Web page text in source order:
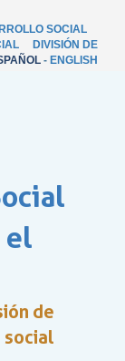
SOCIAL
DIVISIÓN DE
- ENGLISH
el
de